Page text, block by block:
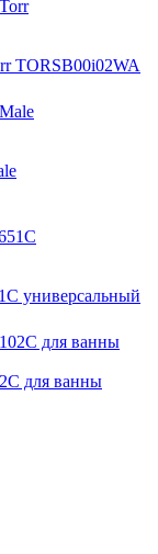
TORSB00i02WA
универсальный
для ванны